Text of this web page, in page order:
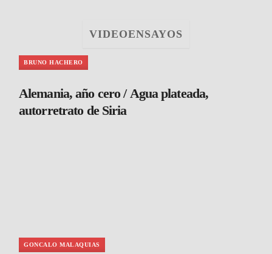
VIDEOENSAYOS
BRUNO HACHERO
Alemania, año cero / Agua plateada,
autorretrato de Siria
GONCALO MALAQUIAS